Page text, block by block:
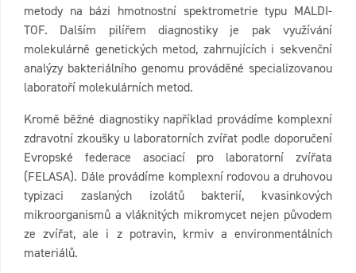
metody na bázi hmotnostní spektrometrie typu MALDI-
TOF. Dalším pilířem diagnostiky je pak využívání
molekulárně genetických metod, zahrnujících i sekvenční
analýzy bakteriálního genomu prováděné specializovanou
laboratoří molekulárních metod.
Kromě běžné diagnostiky například provádíme komplexní
zdravotní zkoušky u laboratorních zvířat podle doporučení
Evropské federace asociací pro laboratorní zvířata
(FELASA). Dále provádíme komplexní rodovou a druhovou
typizaci zaslaných izolátů bakterií, kvasinkových
mikroorganismů a vláknitých mikromycet nejen původem
ze zvířat, ale i z potravin, krmiv a environmentálních
materiálů.